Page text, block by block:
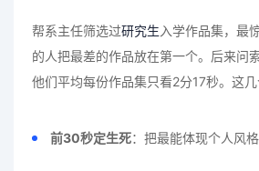
帮系主任筛选过研究生 入学作品集，最
的人把最差的作品放在第一个。后来问
他们平均每份作品集只看2分17秒。这几
前30秒定生死：把最能体现个人风